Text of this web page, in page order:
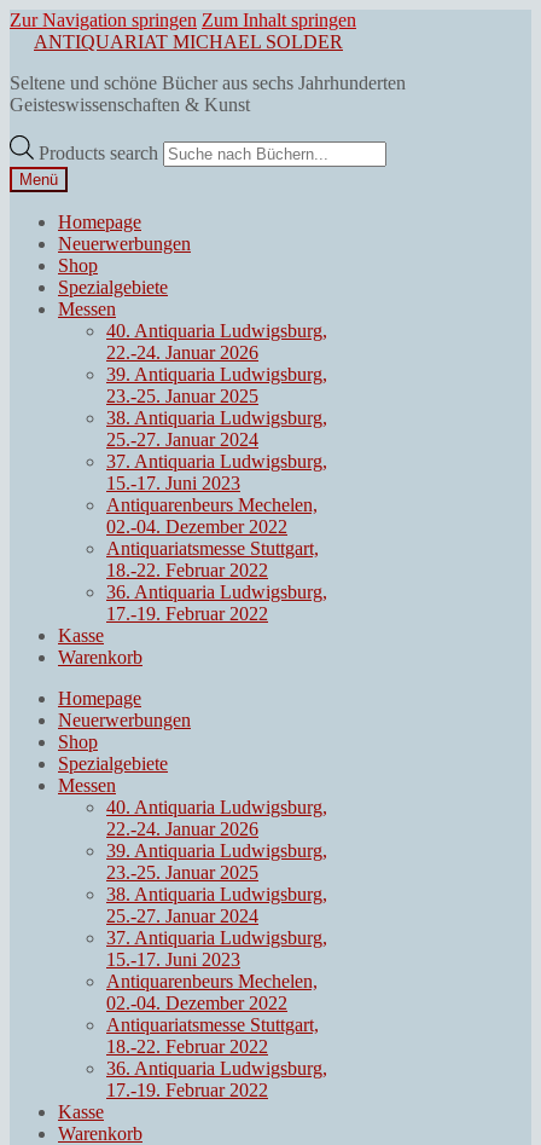
Zur Navigation springen Zum Inhalt springen
ANTIQUARIAT MICHAEL SOLDER
Seltene und schöne Bücher aus sechs Jahrhunderten
Geisteswissenschaften & Kunst
Products search
Menü
Homepage
Neuerwerbungen
Shop
Spezialgebiete
Messen
40. Antiquaria Ludwigsburg,
22.-24. Januar 2026
39. Antiquaria Ludwigsburg,
23.-25. Januar 2025
38. Antiquaria Ludwigsburg,
25.-27. Januar 2024
37. Antiquaria Ludwigsburg,
15.-17. Juni 2023
Antiquarenbeurs Mechelen,
02.-04. Dezember 2022
Antiquariatsmesse Stuttgart,
18.-22. Februar 2022
36. Antiquaria Ludwigsburg,
17.-19. Februar 2022
Kasse
Warenkorb
Homepage
Neuerwerbungen
Shop
Spezialgebiete
Messen
40. Antiquaria Ludwigsburg,
22.-24. Januar 2026
39. Antiquaria Ludwigsburg,
23.-25. Januar 2025
38. Antiquaria Ludwigsburg,
25.-27. Januar 2024
37. Antiquaria Ludwigsburg,
15.-17. Juni 2023
Antiquarenbeurs Mechelen,
02.-04. Dezember 2022
Antiquariatsmesse Stuttgart,
18.-22. Februar 2022
36. Antiquaria Ludwigsburg,
17.-19. Februar 2022
Kasse
Warenkorb